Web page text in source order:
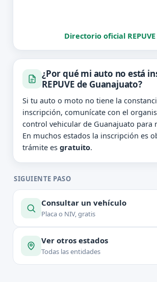
Directorio oficial REPUVE
¿Por qué mi auto no está
REPUVE de Guanajuato?
Si tu auto o moto no tiene la
inscripción, comunícate con el
control vehicular de Guanajuato para
En muchos estados la inscripción es
trámite es gratuito.
SIGUIENTE PASO
Consultar un vehículo
Placa o NIV, gratis
Ver otros estados
Todas las entidades